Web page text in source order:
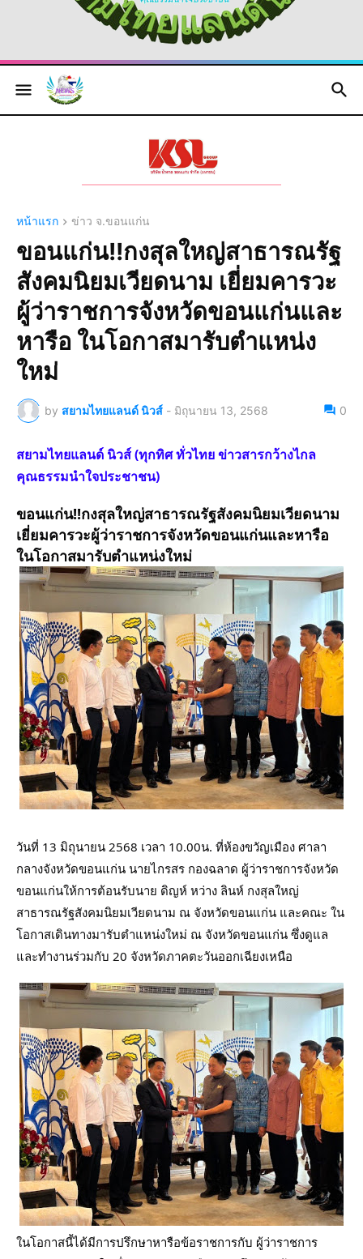
หน้าแรก ข่าว จ.ขอนแก่น
ขอนแก่น!!กงสุลใหญ่สาธารณรัฐ
สังคมนิยมเวียดนาม เยี่ยมคารวะ
ผู้ว่าราชการจังหวัดขอนแก่นและ
หารือ ในโอกาสมารับตำแหน่ง
ใหม่
by สยามไทยแลนด์ นิวส์ - มิถุนายน 13, 2568 0
สยามไทยแลนด์ นิวส์ (ทุกทิศ ทั่วไทย ข่าวสารกว้างไกล
คุณธรรมนำใจประชาชน)
ขอนแก่น!!กงสุลใหญ่สาธารณรัฐสังคมนิยมเวียดนาม
เยี่ยมคารวะผู้ว่าราชการจังหวัดขอนแก่นและหารือ
ในโอกาสมารับตำแหน่งใหม่
วันที่ 13 มิถุนายน 2568 เวลา 10.00น. ที่ห้องขวัญเมือง ศาลา
กลางจังหวัดขอนแก่น นายไกรสร กองฉลาด ผู้ว่าราชการจังหวัด
ขอนแก่นให้การต้อนรับนาย ดิญห์ หว่าง ลินห์ กงสุลใหญ่
สาธารณรัฐสังคมนิยมเวียดนาม ณ จังหวัดขอนแก่น และคณะ ใน
โอกาสเดินทางมารับตำแหน่งใหม่ ณ จังหวัดขอนแก่น ซึ่งดูแล
และทำงานร่วมกับ 20 จังหวัดภาคตะวันออกเฉียงเหนือ
ในโอกาสนี้ได้มีการปรึกษาหารือข้อราชการกับ ผู้ว่าราชการ